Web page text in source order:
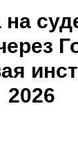
2026